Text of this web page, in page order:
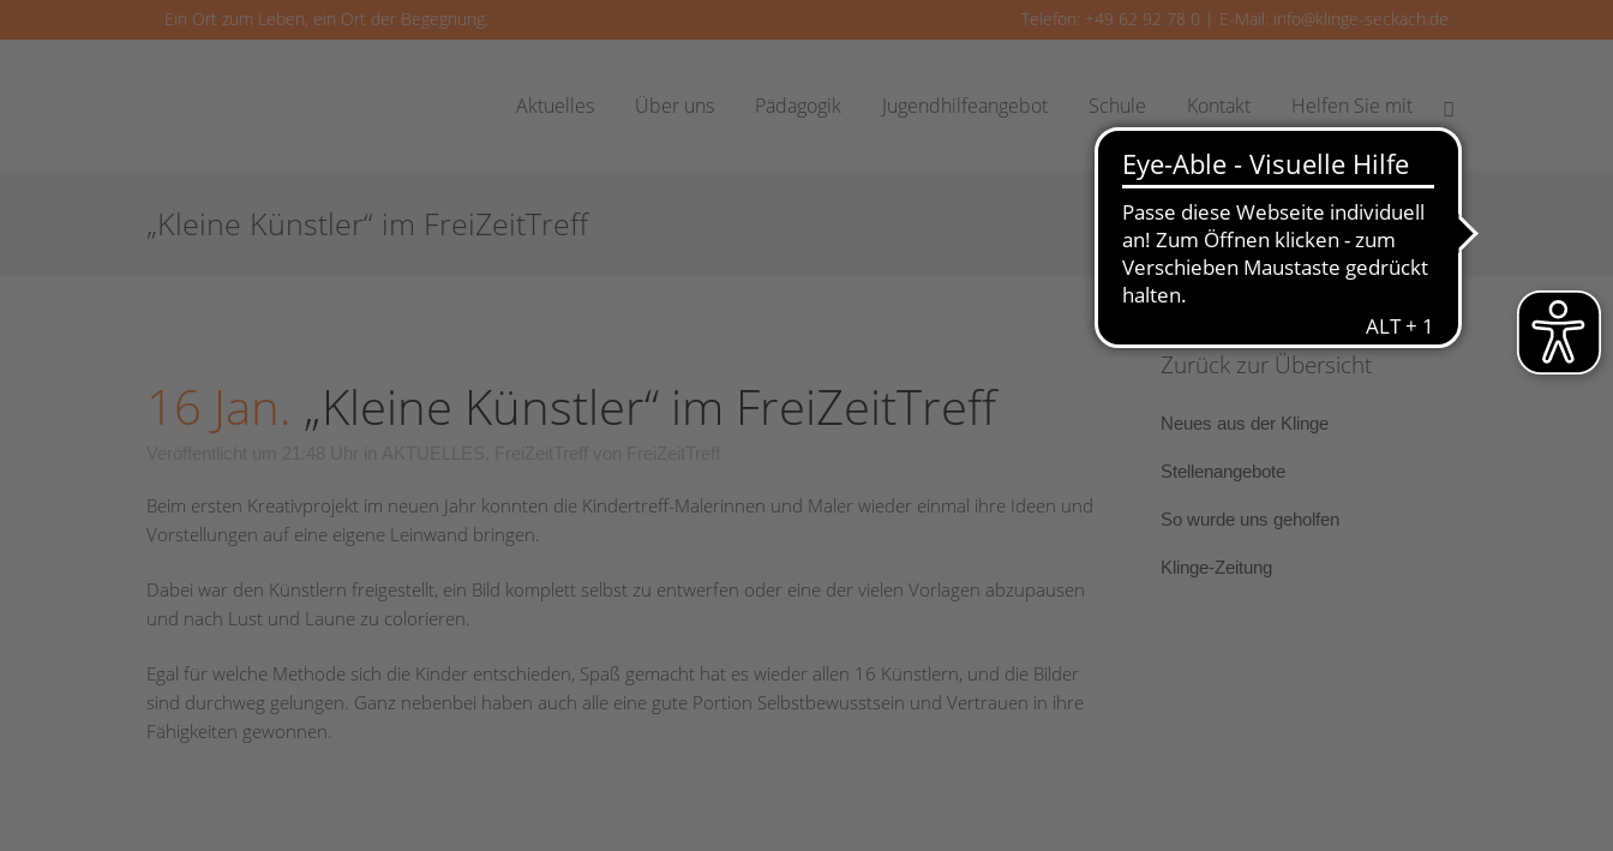
Ein Ort zum Leben, ein Ort der Begegnung. Telefon: +49 62 92 78 0 | E-Mail: info@klinge-seckach.de
Aktuelles Über uns Pädagogik Jugendhilfeangebot Schule Kontakt Helfen Sie mit
„Kleine Künstler“ im FreiZeitTreff
16 Jan. „Kleine Künstler“ im FreiZeitTreff
Beim ersten Kreativprojekt im neuen Jahr konnten die Kindertreff-Malerinnen und Maler wieder einmal ihre Ideen und
Vorstellungen auf eine eigene Leinwand bringen.
Dabei war den Künstlern freigestellt, ein Bild komplett selbst zu entwerfen oder eine der vielen Vorlagen abzupausen
und nach Lust und Laune zu colorieren.
Egal für welche Methode sich die Kinder entschieden, Spaß gemacht hat es wieder allen 16 Künstlern, und die Bilder
sind durchweg gelungen. Ganz nebenbei haben auch alle eine gute Portion Selbstbewusstsein und Vertrauen in ihre
Fähigkeiten gewonnen.
Zurück zur Übersicht
Neues aus der Klinge
Stellenangebote
So wurde uns geholfen
Klinge-Zeitung